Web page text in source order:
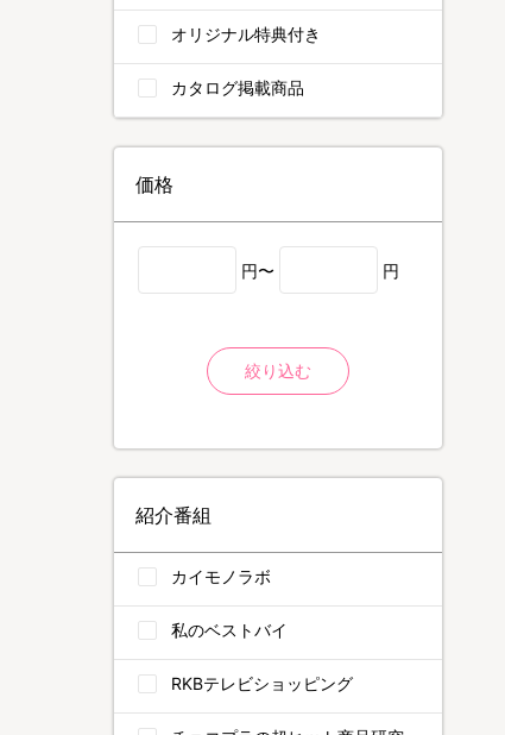
オリジナル特典付き
カタログ掲載商品
価格
円〜 円
絞り込む
紹介番組
カイモノラボ
私のベストバイ
RKBテレビショッピング